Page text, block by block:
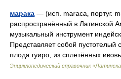
марака — (исп. maraca, португ.
распространённый в Латинской
музыкальный инструмент
Представляет собой пустотелый
плода гуиро, из сплетённых
Энциклопедический справочник